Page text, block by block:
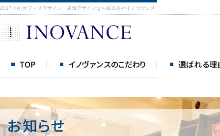
2017 4月|オフィスデザイン・店舗デザインなら株式会社イノヴァンス
TOP イノヴァンスのこだわり 選ばれる理